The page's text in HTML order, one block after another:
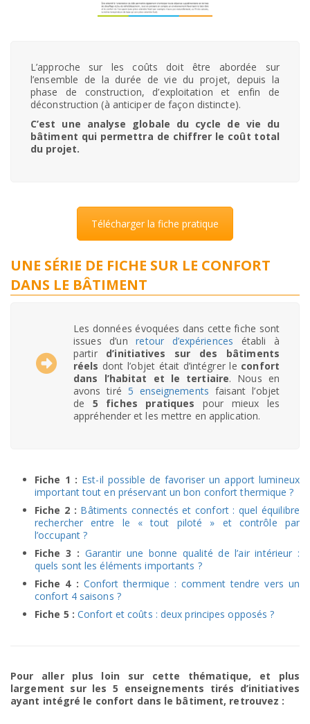
L’approche sur les coûts doit être abordée sur
l’ensemble de la durée de vie du projet, depuis la
phase de construction, d’exploitation et enfin de
déconstruction (à anticiper de façon distincte).
C’est une analyse globale du cycle de vie du
bâtiment qui permettra de chiffrer le coût total
du projet.
Télécharger la fiche pratique
UNE SÉRIE DE FICHE SUR LE CONFORT
DANS LE BÂTIMENT
Les données évoquées dans cette fiche sont
issues d’unretour d’expériences établi à
partir d’initiatives sur des bâtiments
réels dont l’objet était d’intégrer le confort
dans l’habitat et le tertiaire. Nous en
avons tiré 5 enseignements faisant l’objet
de 5 fiches pratiques pour mieux les
appréhender et les mettre en application.
Fiche 1 : Est-il possible de favoriser un apport lumineux
important tout en préservant un bon confort thermique ?
Fiche 2 : Bâtiments connectés et confort : quel équilibre
rechercher entre le « tout piloté » et contrôle par
l’occupant ?
Fiche 3 : Garantir une bonne qualité de l’air intérieur :
quels sont les éléments importants ?
Fiche 4 : Confort thermique : comment tendre vers un
confort 4 saisons ?
Fiche 5 : Confort et coûts : deux principes opposés ?
Pour aller plus loin sur cette thématique, et plus
largement sur les 5 enseignements tirés d’initiatives
ayant intégré le confort dans le bâtiment, retrouvez :